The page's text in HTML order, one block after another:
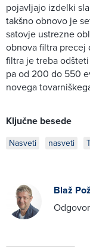
pojavljajo izdelki
takšno obnovo je
satovje ustrezne
obnova filtra precej
filtra je treba
pa od 200 do 550
novega
Ključne besede
Nasveti nasveti
Blaž